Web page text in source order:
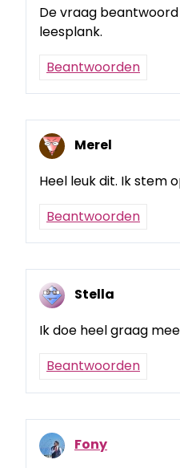
De vraag beantwoord
leesplank.
Beantwoorden
Merel
Heel leuk dit. Ik stem
Beantwoorden
Stella
Ik doe heel graag
Beantwoorden
Fony